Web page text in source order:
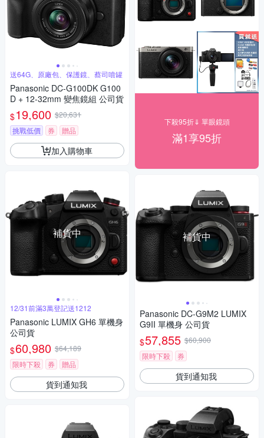
送64G、原廠包、保護鏡、蔡司噴罐
Panasonic DC-G100DK G100
D + 12-32mm 變焦鏡組 公司貨
$19,600 $20,631
挑戰低價
券 贈品
加入購物車
補貨中
12/31前滿3萬登記送1212
Panasonic LUMIX GH6 單機身
公司貨
$60,980 $64,189
限時下殺
券 贈品
貨到通知我
下殺95折⇓ 單眼鏡頭
滿1享95折
補貨中
Panasonic DC-G9M2 LUMIX
G9II 單機身 公司貨
$57,855 $60,900
限時下殺
券
貨到通知我